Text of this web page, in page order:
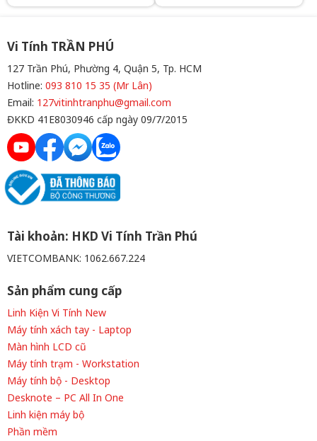
áp cao cấp giúp cân bằng
Vi Tính TRẦN PHÚ
127 Trần Phú, Phường 4, Quận 5, Tp. HCM
Hotline: 093 810 15 35 (Mr Lân)
Email: 127vitinhtranphu@gmail.com
ĐKKD 41E8030946 cấp ngày 09/7/2015
Tài khoản: HKD Vi Tính Trần Phú
VIETCOMBANK: 1062.667.224
Sản phẩm cung cấp
Linh Kiện Vi Tính New
Máy tính xách tay - Laptop
Màn hình LCD cũ
Máy tính trạm - Workstation
Máy tính bộ - Desktop
Desknote – PC All In One
Linh kiện máy bộ
Phần mềm